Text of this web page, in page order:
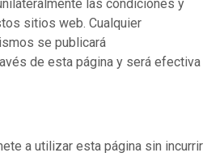
las condiciones y
sitios web. Cualquier
se publicará
de esta página y será efectiva
a utilizar esta página sin incurrir